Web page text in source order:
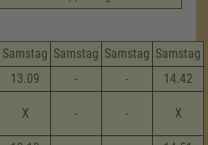
Samstag Samstag Samstag Samstag
13.09 - -
14.42
X - - X